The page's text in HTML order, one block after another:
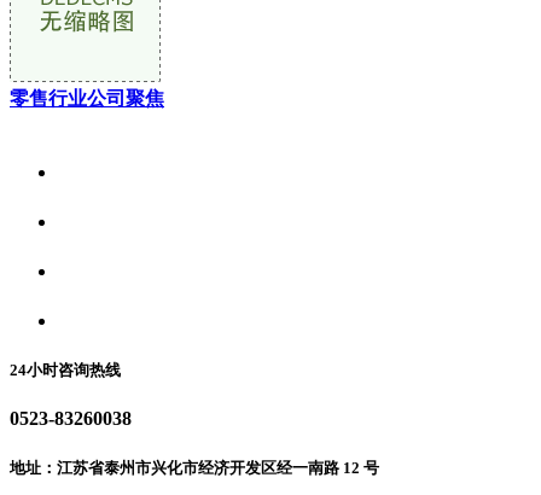
零售行业公司聚焦
24小时咨询热线
0523-83260038
地址：江苏省泰州市兴化市经济开发区经一南路 12 号